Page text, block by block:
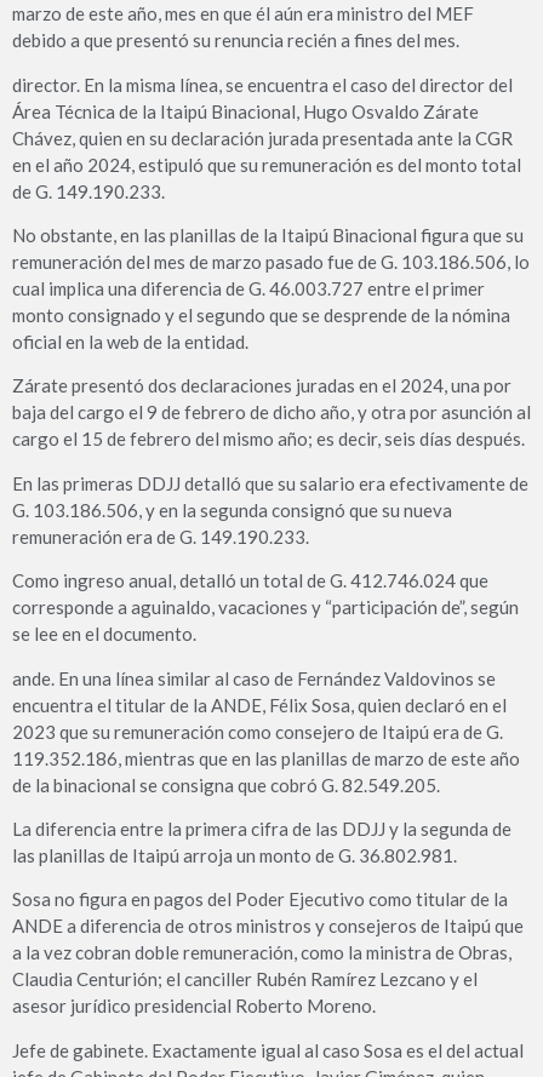
marzo de este año, mes en que él aún era ministro del MEF
debido a que presentó su renuncia recién a fines del mes.
director. En la misma línea, se encuentra el caso del director del
Área Técnica de la Itaipú Binacional, Hugo Osvaldo Zárate
Chávez, quien en su declaración jurada presentada ante la CGR
en el año 2024, estipuló que su remuneración es del monto total
de G. 149.190.233.
No obstante, en las planillas de la Itaipú Binacional figura que su
remuneración del mes de marzo pasado fue de G. 103.186.506, lo
cual implica una diferencia de G. 46.003.727 entre el primer
monto consignado y el segundo que se desprende de la nómina
oficial en la web de la entidad.
Zárate presentó dos declaraciones juradas en el 2024, una por
baja del cargo el 9 de febrero de dicho año, y otra por asunción al
cargo el 15 de febrero del mismo año; es decir, seis días después.
En las primeras DDJJ detalló que su salario era efectivamente de
G. 103.186.506, y en la segunda consignó que su nueva
remuneración era de G. 149.190.233.
Como ingreso anual, detalló un total de G. 412.746.024 que
corresponde a aguinaldo, vacaciones y “participación de”, según
se lee en el documento.
ande. En una línea similar al caso de Fernández Valdovinos se
encuentra el titular de la ANDE, Félix Sosa, quien declaró en el
2023 que su remuneración como consejero de Itaipú era de G.
119.352.186, mientras que en las planillas de marzo de este año
de la binacional se consigna que cobró G. 82.549.205.
La diferencia entre la primera cifra de las DDJJ y la segunda de
las planillas de Itaipú arroja un monto de G. 36.802.981.
Sosa no figura en pagos del Poder Ejecutivo como titular de la
ANDE a diferencia de otros ministros y consejeros de Itaipú que
a la vez cobran doble remuneración, como la ministra de Obras,
Claudia Centurión; el canciller Rubén Ramírez Lezcano y el
asesor jurídico presidencial Roberto Moreno.
Jefe de gabinete. Exactamente igual al caso Sosa es el del actual